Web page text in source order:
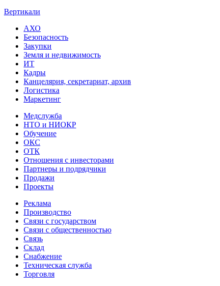
Вертикали
АХО
Безопасность
Закупки
Земля и недвижимость
ИТ
Кадры
Канцелярия, секретариат, архив
Логистика
Маркетинг
Медслужба
НТО и НИОКР
Обучение
ОКС
ОТК
Отношения с инвесторами
Партнеры и подрядчики
Продажи
Проекты
Реклама
Производство
Связи с государством
Связи с общественностью
Связь
Склад
Снабжение
Техническая служба
Торговля